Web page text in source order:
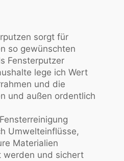
sorgt für
so gewünschten
Fensterputzer
lege ich Wert
und die
und außen ordentlich
Umwelteinflüsse,
Materialien
werden und sichert